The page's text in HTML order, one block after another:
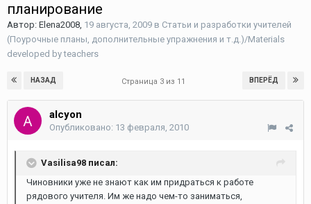
планирование
Автор: Elena2008, 19 августа, 2009 в Статьи и разработки учителей
(Поурочные планы, дополнительные упражнения и т.д.)/Materials
developed by teachers
НАЗАД ВПЕРЁД
Страница 3 из 11
alcyon
Опубликовано: 13 февраля, 2010
Vasilisa98 писал:
Чиновники уже не знают как им придраться к работе
рядового учителя. Им же надо чем-то заниматься,